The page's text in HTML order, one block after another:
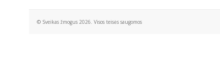
© Sveikas žmogus 2026. Visos teisės saugomos